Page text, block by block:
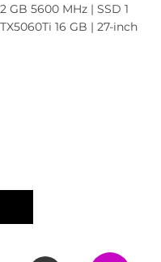
GB 5600 MHz | SSD 1
16 GB | 27-inch